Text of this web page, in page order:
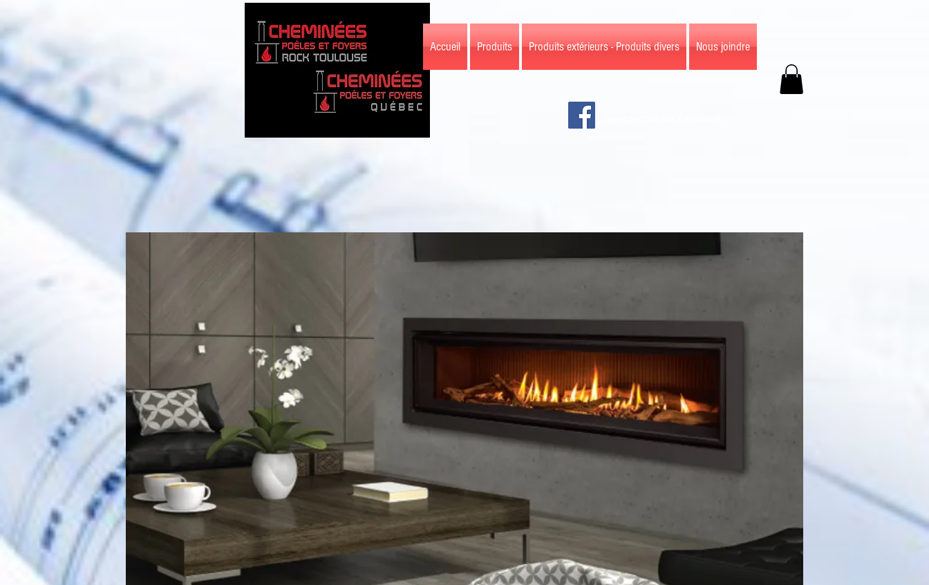
Accueil Produits Produits extérieurs - Produits divers Nous joindre